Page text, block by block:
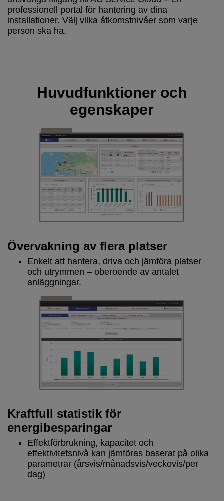
professionell portal för hantering av dina
installationer. Välj vilka åtkomstnivåer som varje
person ska ha.
Huvudfunktioner och
egenskaper
Övervakning av flera platser
Enkelt att hantera, driva och jämföra platser
och utrymmen – oberoende av antalet
anläggningar.
Kraftfull statistik för
energibesparingar
Effektförbrukning, kapacitet och
effektivitetsnivå kan jämföras baserat på olika
parametrar (årsvis/månadsvis/veckovis/per
dag)